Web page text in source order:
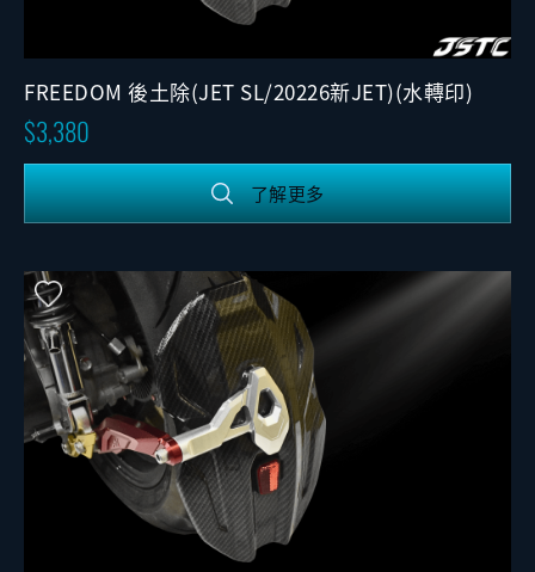
FREEDOM 後土除(JET SL/20226新JET)(水轉印)
3,380
了解更多